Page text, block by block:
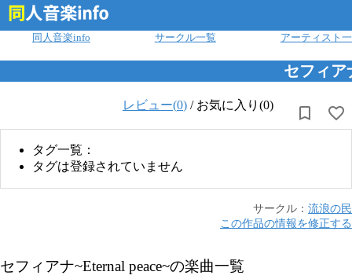
同人音楽info サークル一覧 アーティスト
セフィア
レビュー(0) / お気に入り(0)
タグ一覧：
タグは登録されていません
サークル： 流浪の民
この作品の情報を修正する
セフィアナ~Eternal peace~の楽曲一覧